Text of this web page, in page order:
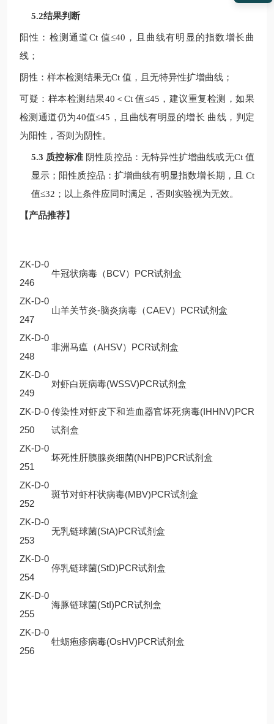
5.2结果判断
阳性：检测通道Ct 值≤40 ，且曲线有明显的指数增长曲
线；
阴性：样本检测结果无Ct 值，且无特异性扩增曲线；
可疑：样本检测结果40 ＜Ct值≤45 ，建议重复检测，如果
检测通道仍为40值≤45 ，且曲线有明显的增长 曲线，判定
为阳性，否则为阴性。
5.3 质控标准 阴性质控品：无特异性扩增曲线或无Ct值
显示；阳性质控品：扩增曲线有明显指数增长期，且 Ct
值≤32 ；以上条件应同时满足，否则实验视为无效。
【产品推荐】
ZK-D-0
246
牛冠状病毒（BCV）PCR试剂盒
ZK-D-0
247
山羊关节炎-脑炎病毒（CAEV）PCR试剂盒
ZK-D-0
248
非洲马瘟（AHSV）PCR试剂盒
ZK-D-0
249
对虾白斑病毒(WSSV)PCR试剂盒
ZK-D-0
250
传染性对虾皮下和造血器官坏死病毒(IHHNV)PCR
试剂盒
ZK-D-0
251
坏死性肝胰腺炎细菌(NHPB)PCR试剂盒
ZK-D-0
252
斑节对虾杆状病毒(MBV)PCR试剂盒
ZK-D-0
253
无乳链球菌(StA)PCR试剂盒
ZK-D-0
254
停乳链球菌(StD)PCR试剂盒
ZK-D-0
255
海豚链球菌(StI)PCR试剂盒
ZK-D-0
256
牡蛎疱疹病毒(OsHV)PCR试剂盒